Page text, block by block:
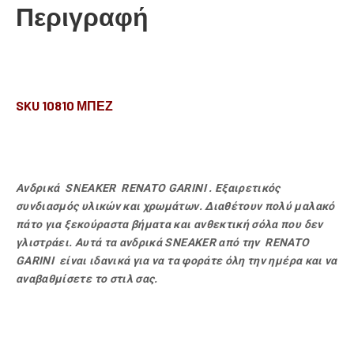
Περιγραφή
SKU 10810 ΜΠΕΖ
Ανδρικά SNEAKER RENATO GARINI . Εξαιρετικός
συνδιασμός υλικών και χρωμάτων. Διαθέτουν πολύ μαλακό
πάτο για ξεκούραστα βήματα και ανθεκτική σόλα που δεν
γλιστράει. Αυτά τα ανδρικά SNEAKER από την RENATO
GARINI είναι ιδανικά για να τα φοράτε όλη την ημέρα και να
αναβαθμίσετε το στιλ σας.